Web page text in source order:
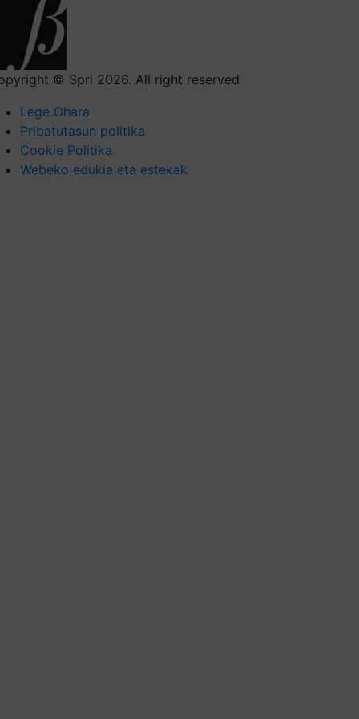
© Spri 2026. All right reserved
Lege Ohara
Pribatutasun politika
Cookie Politika
Webeko edukia eta estekak